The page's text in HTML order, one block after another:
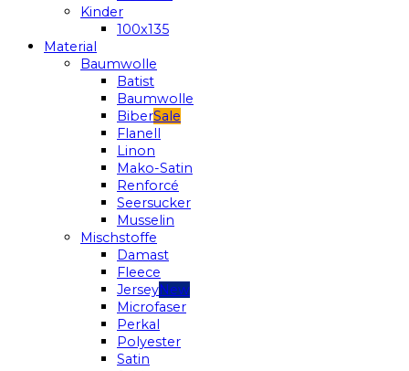
Kinder
100x135
Material
Baumwolle
Batist
Baumwolle
Biber
Flanell
Linon
Mako-Satin
Renforcé
Seersucker
Musselin
Mischstoffe
Damast
Fleece
Jersey
Microfaser
Perkal
Polyester
Satin